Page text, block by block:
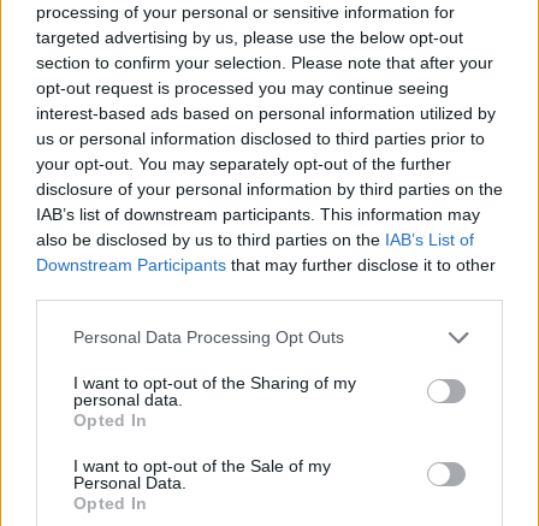
processing of your personal or sensitive information for
targeted advertising by us, please use the below opt-out
section to confirm your selection. Please note that after your
opt-out request is processed you may continue seeing
interest-based ads based on personal information utilized by
us or personal information disclosed to third parties prior to
your opt-out. You may separately opt-out of the further
disclosure of your personal information by third parties on the
IAB’s list of downstream participants. This information may
also be disclosed by us to third parties on the IAB’s List of
Downstream Participants that may further disclose it to other
Please note that this website/app uses one or more Google
not limited to your visit or usage behaviour. You may click to
grant or deny consent to Google and its third-party tags to
use your data for below specified purposes in below Google
consent section.
Personal Data Processing Opt Outs
I want to opt-out of the Sharing of my
personal data.
Opted In
I want to opt-out of the Sale of my
Personal Data.
Opted In
Verein Deutscher Hochschüler zu Budapest VDH-Nachrichten
2010.12.26 00:45:00
Ein Jahr ist wieder vorbei, unser Bund wurde ein Jahr älter. In
den letzten zwei Semester könnten wir viel realisieren, obwohl
einige Sachen im Februar noch unmöglich erschienen.Unser
Senior, Gábor Kecskeméti, hat uns eine Collage mit den Fotos
des letzten Jahres…..
Verein Deutscher Hochschüler zu Budapest Fotos - Stammtische
2010.11.28 15:51:00